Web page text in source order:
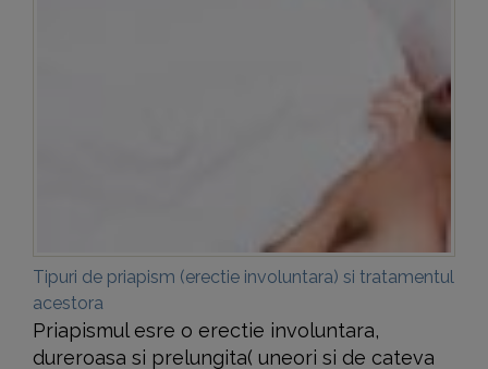
Tipuri de priapism (erectie involuntara) si tratamentul
acestora
Priapismul esre o erectie involuntara,
dureroasa si prelungita( uneori si de cateva